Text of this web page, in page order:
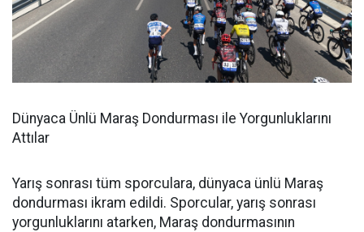
Dünyaca Ünlü Maraş Dondurması ile Yorgunluklarını
Attılar
Yarış sonrası tüm sporculara, dünyaca ünlü Maraş
dondurması ikram edildi. Sporcular, yarış sonrası
yorgunluklarını atarken, Maraş dondurmasının